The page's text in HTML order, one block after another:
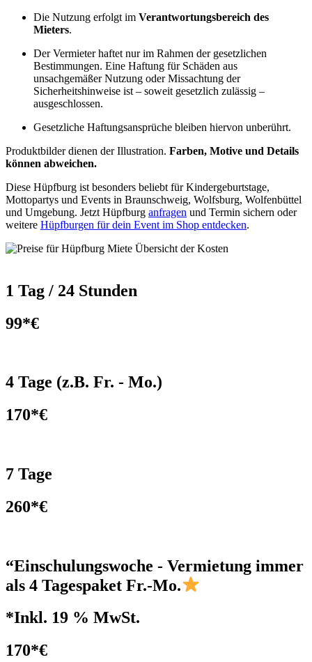
Die Nutzung erfolgt im Verantwortungsbereich des
Mieters.
Der Vermieter haftet nur im Rahmen der gesetzlichen
Bestimmungen. Eine Haftung für Schäden aus
unsachgemäßer Nutzung oder Missachtung der
Sicherheitshinweise ist – soweit gesetzlich zulässig –
ausgeschlossen.
Gesetzliche Haftungsansprüche bleiben hiervon unberührt.
Produktbilder dienen der Illustration. Farben, Motive und Details
können abweichen.
Diese Hüpfburg ist besonders beliebt für Kindergeburtstage,
Mottopartys und Events in Braunschweig, Wolfsburg, Wolfenbüttel
und Umgebung. Jetzt Hüpfburg anfragen und Termin sichern oder
weitere Hüpfburgen für dein Event im Shop entdecken.
1 Tag / 24 Stunden
99*€
4 Tage (z.B. Fr. - Mo.)
170*€
7 Tage
260*€
“Einschulungswoche - Vermietung immer
als 4 Tagespaket Fr.-Mo.
*Inkl. 19 % MwSt.
170*€